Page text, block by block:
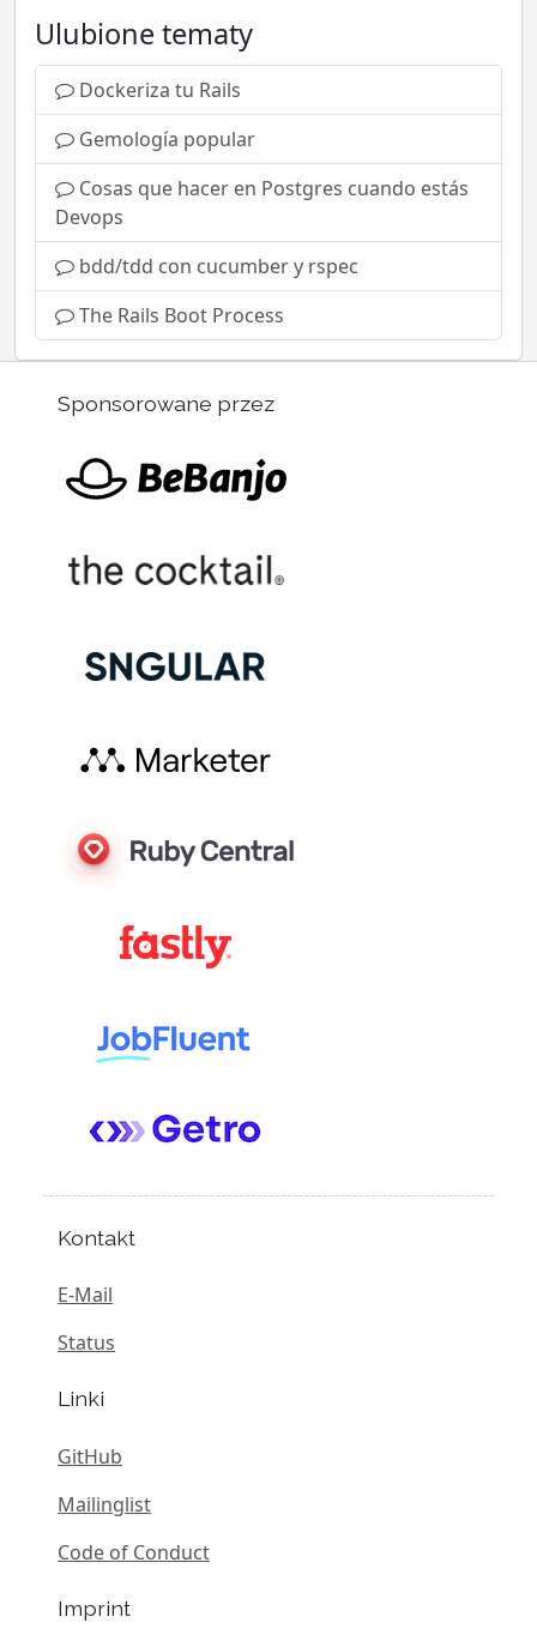
Ulubione tematy
Dockeriza tu Rails
Gemología popular
Cosas que hacer en Postgres cuando estás
Devops
bdd/tdd con cucumber y rspec
The Rails Boot Process
Sponsorowane przez
Kontakt
E-Mail
Status
Linki
GitHub
Mailinglist
Code of Conduct
Imprint